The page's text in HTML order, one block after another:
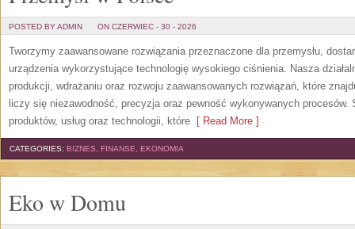
POSTED BY ADMIN ON CZERWIEC - 30 - 2026
Tworzymy zaawansowane rozwiązania przeznaczone dla przemysłu,
urządzenia wykorzystujące technologię wysokiego ciśnienia. Nasza
produkcji, wdrażaniu oraz rozwoju zaawansowanych rozwiązań, które
liczy się niezawodność, precyzja oraz pewność wykonywanych procesów.
produktów, usług oraz technologii, które [ Read More ]
CATEGORIES: BIZNES, FINANSE, EKONOMIA
Eko w Domu